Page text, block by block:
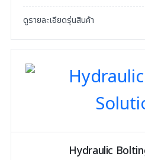
ดูรายละเอียดรุ่นสินค้า
Hydraulic